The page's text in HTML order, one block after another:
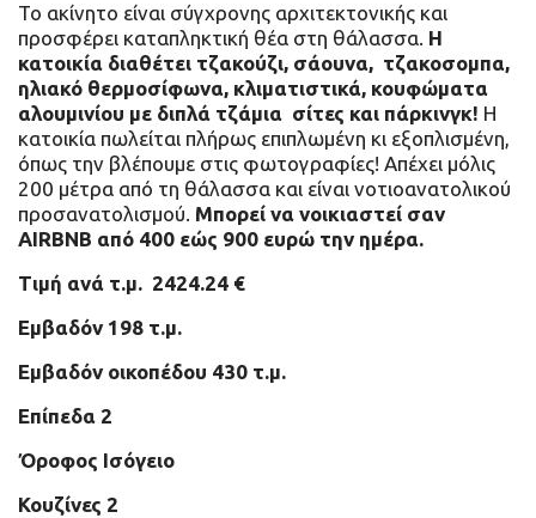
Το ακίνητο είναι σύγχρονης αρχιτεκτονικής και
προσφέρει καταπληκτική θέα στη θάλασσα. Η
κατοικία διαθέτει τζακούζι, σάουνα, τζακοσομπα,
ηλιακό θερμοσίφωνα, κλιματιστικά, κουφώματα
αλουμινίου με διπλά τζάμια σίτες και πάρκινγκ! Η
κατοικία πωλείται πλήρως επιπλωμένη κι εξοπλισμένη,
όπως την βλέπουμε στις φωτογραφίες! Απέχει μόλις
200 μέτρα από τη θάλασσα και είναι νοτιοανατολικού
προσανατολισμού. Μπορεί να νοικιαστεί σαν
AIRBNB από 400 εώς 900 ευρώ την ημέρα.
Τιμή ανά τ.μ. 2424.24 €
Εμβαδόν 198 τ.μ.
Εμβαδόν οικοπέδου 430 τ.μ.
Επίπεδα 2
Όροφος Ισόγειο
Κουζίνες 2